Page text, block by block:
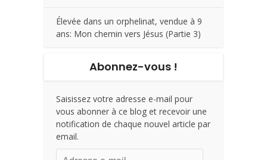
Élevée dans un orphelinat, vendue à 9
ans: Mon chemin vers Jésus (Partie 3)
Abonnez-vous !
Saisissez votre adresse e-mail pour
vous abonner à ce blog et recevoir une
notification de chaque nouvel article par
email.